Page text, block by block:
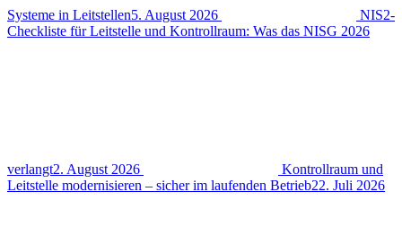
Systeme in Leitstellen5. August 2026
NIS2-
Checkliste für Leitstelle und Kontrollraum: Was das NISG 2026
verlangt2. August 2026
Kontrollraum und
Leitstelle modernisieren – sicher im laufenden Betrieb22. Juli 2026